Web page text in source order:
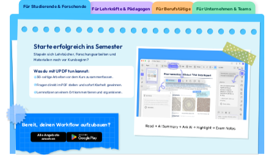
Für Studierende & Forschende Für Lehrkräfte & Pädagogen Für Berufstätige Für Unternehmen & Teams
Starte erfolgreich ins Semester
Stapeln sich Lehrbücher, Forschungsarbeiten und
Materialien noch vor Kursbeginn?
Was du mit UPDF tun kannst:
30-seitige Arbeiten vor dem Kurs zusammenfassen.
Fragen direkt im PDF stellen und sofort Klarheit gewinnen.
Lernnotizen an einem Ort kommentieren und organisieren.
Bereit, deinen Workflow aufzubauen?
Alle Angebote
ansehen
Kostenloser
Download